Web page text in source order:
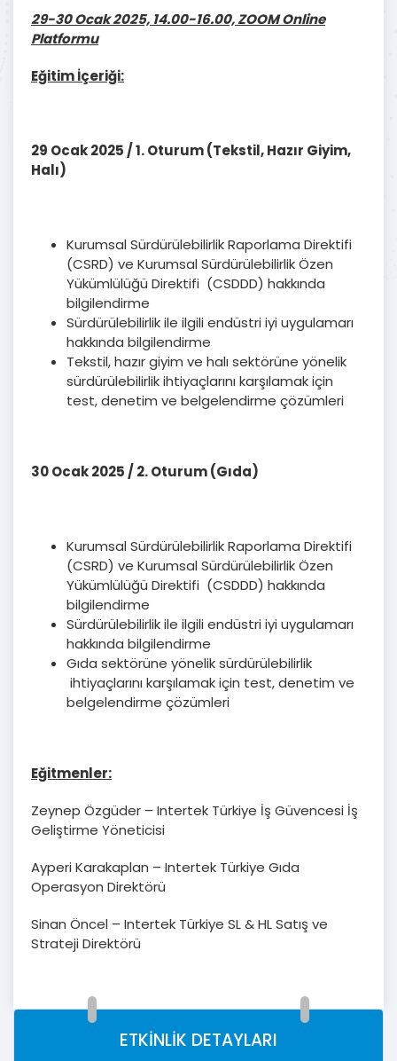
29-30 Ocak 2025, 14.00-16.00, ZOOM Online
Platformu
Eğitim İçeriği:
29 Ocak 2025 / 1. Oturum(Tekstil, Hazır Giyim,
Halı)
Kurumsal Sürdürülebilirlik Raporlama Direktifi
(CSRD) ve Kurumsal Sürdürülebilirlik Özen
Yükümlülüğü Direktifi (CSDDD) hakkında
bilgilendirme
Sürdürülebilirlik ile ilgili endüstri iyi uygulamarı
hakkında bilgilendirme
Tekstil, hazır giyim ve halı sektörüne yönelik
sürdürülebilirlik ihtiyaçlarını karşılamak için
test, denetim ve belgelendirme çözümleri
30 Ocak 2025 / 2. Oturum(Gıda)
Kurumsal Sürdürülebilirlik Raporlama Direktifi
(CSRD) ve Kurumsal Sürdürülebilirlik Özen
Yükümlülüğü Direktifi (CSDDD) hakkında
bilgilendirme
Sürdürülebilirlik ile ilgili endüstri iyi uygulamarı
hakkında bilgilendirme
Gıda sektörüne yönelik sürdürülebilirlik
ihtiyaçlarını karşılamak için test, denetim ve
belgelendirme çözümleri
Eğitmenler:
Zeynep Özgüder – Intertek Türkiye İş Güvencesi İş
Geliştirme Yöneticisi
Ayperi Karakaplan – Intertek Türkiye Gıda
Operasyon Direktörü
Sinan Öncel – Intertek Türkiye SL & HL Satış ve
Strateji Direktörü
ETKİNLİK DETAYLARI